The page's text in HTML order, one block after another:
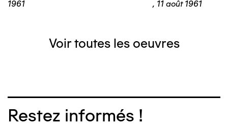
1961
, 11 août 1961
Voir toutes les oeuvres
Restez informés !